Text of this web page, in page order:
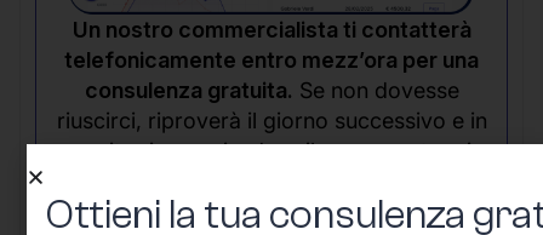
Un nostro commercialista ti contatterà
telefonicamente entro mezz’ora per una
consulenza gratuita. Se non dovesse
riuscirci, riproverà il giorno successivo e in
seguito riceverai un’email per prenotare in
Ottieni la tua consulenza